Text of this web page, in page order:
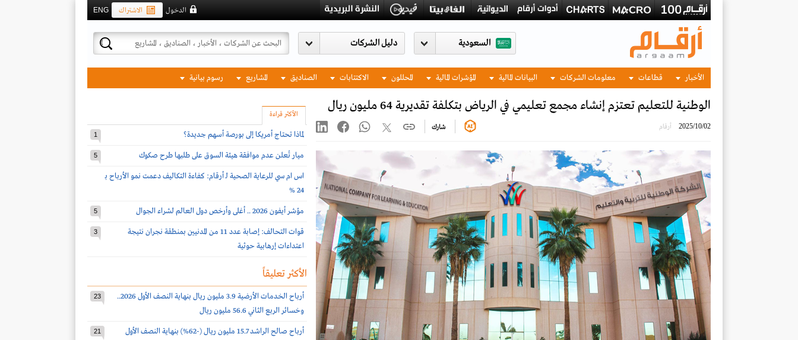
ENG الاشتراك الدخول
السعودية
الأخبار قطاعات معلومات الشركات البيانات المالية المؤشرات المالية المحللون الاكتتابات الصناديق المشاريع رسوم بيانية
الوطنية للتعليم تعتزم إنشاء مجمع تعليمي في الرياض بتكلفة تقديرية 64 مليون ريال
2025/10/02 أرقام شارك
الأكثر قراءة
لماذا تحتاج أمريكا إلى بورصة أسهم جديدة؟ 1
ميار تُعلن عدم موافقة هيئة السوق على طلبها طرح صكوك 5
اس ام سي للرعاية الصحية لـ أرقام: كفاءة التكاليف دعمت نمو الأرباح بـ
24 %
مؤشر أيفون 2026 .. أغلى وأرخص دول العالم لشراء الجوال 5
قوات التحالف: إصابة عدد 11 من المدنيين بمنطقة نجران نتيجة
اعتداءات إرهابية حوثية
3
الأكثر تعليقاً
أرباح الخدمات الأرضية 3.9 مليون ريال بنهاية النصف الأول 2026..
وخسائر الربع الثاني 56.6 مليون ريال
23
أرباح صالح الراشد 15.7 مليون ريال (-62%) بنهاية النصف الأول
21